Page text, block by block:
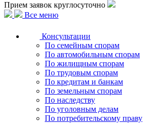
Прием заявок круглосуточно
Все меню
Консультации
По семейным спорам
По автомобильным спорам
По жилищным спорам
По трудовым спорам
По кредитам и банкам
По земельным спорам
По наследству
По уголовным делам
По потребительскому праву